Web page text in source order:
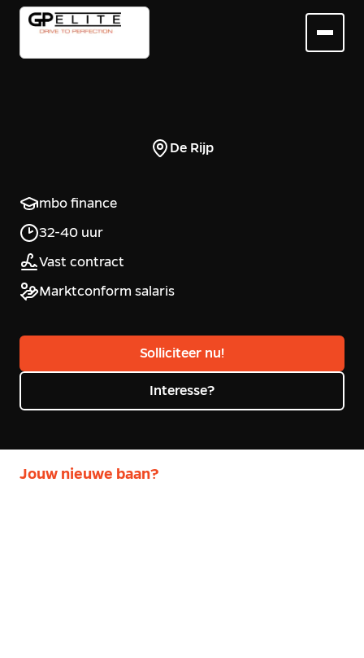
De Rijp
mbo finance
32-40 uur
Vast contract
Marktconform salaris
Solliciteer nu!
Interesse?
Jouw nieuwe baan?